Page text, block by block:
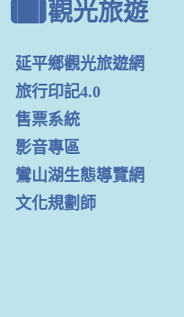
觀光旅遊
延平鄉觀光旅遊網
旅行印記4.0
售票系統
影音專區
鸞山湖生態導覽網
文化規劃師